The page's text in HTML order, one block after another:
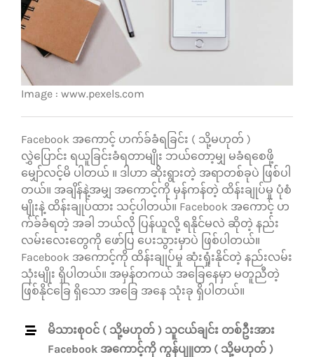
သုံးသပ်ချက်များ
ဆက်သွယ်ရန်
Image : www.pexels.com
Facebook အကောင့် ဟက်ခ်ခံရခြင်း ( သို့မဟုတ် )
လွှဲပြောင်း ရယူခြင်းခံရတာမျိုး ဘယ်တော့မျှ မခံရစေဖို့
မျှော်လင့်မိ ပါတယ် ။ ဒါဟာ ဆိုးရွားတဲ့ အရာတစ်ခုပဲ ဖြစ်ပါ
တယ်။ အချိန်နဲ့အမျှ အကောင့်ကို မှန်ကန်တဲ့ ထိန်းချုပ်မှု ပုံစံ
မျိုးနဲ့ ထိန်းချုပ်ထား သင့်ပါတယ်။ Facebook အကောင့် ဟ
က်ခ်ခံရတဲ့ အခါ ဘယ်လို ပြန်ယူလို့ ရနိုင်မလဲ ဆိုတဲ့ နည်း
လမ်းလေးတွေကို ဖော်ပြ ပေးသွားမှာပဲ ဖြစ်ပါတယ်။
Facebook အကောင့်ကို ထိန်းချုပ်မှု ဆုံးရှုံးနိုင်တဲ့ နည်းလမ်း
သုံးမျိုး ရှိပါတယ်။ အမှန်တကယ် အခြေနေမှာ မတူညီတဲ့
ဖြစ်နိုင်ခြေ ရှိသော အခြေ အနေ သုံးခု ရှိပါတယ်။
မိသားစုဝင် ( သို့မဟုတ် ) သူငယ်ချင်း တစ်ဦးအား
Facebook အကောင့်ကို ကွန်ပျူတာ ( သို့မဟုတ် )